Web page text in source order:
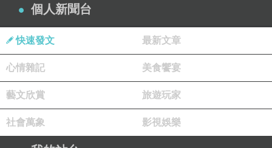
個人新聞台
快速發文 最新文章
心情雜記 美食饗宴
藝文欣賞 旅遊玩家
社會萬象 影視娛樂